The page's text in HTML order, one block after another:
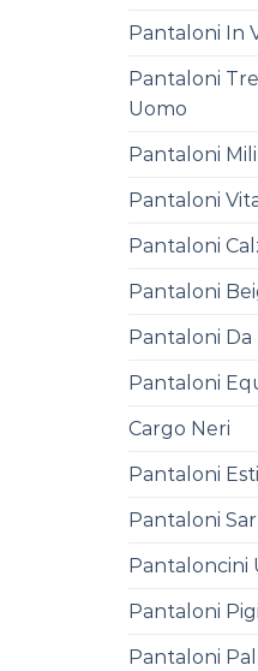
Pantaloni In
Pantaloni
Uomo
Pantaloni
Pantaloni
Pantaloni
Pantaloni
Pantaloni Da
Pantaloni
Cargo Neri
Pantaloni
Pantaloni
Pantaloncini
Pantaloni
Pantaloni